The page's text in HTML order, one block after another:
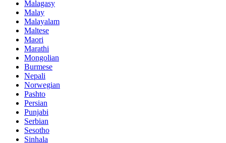
Malagasy
Malay
Malayalam
Maltese
Maori
Marathi
Mongolian
Burmese
Nepali
Norwegian
Pashto
Persian
Punjabi
Serbian
Sesotho
Sinhala